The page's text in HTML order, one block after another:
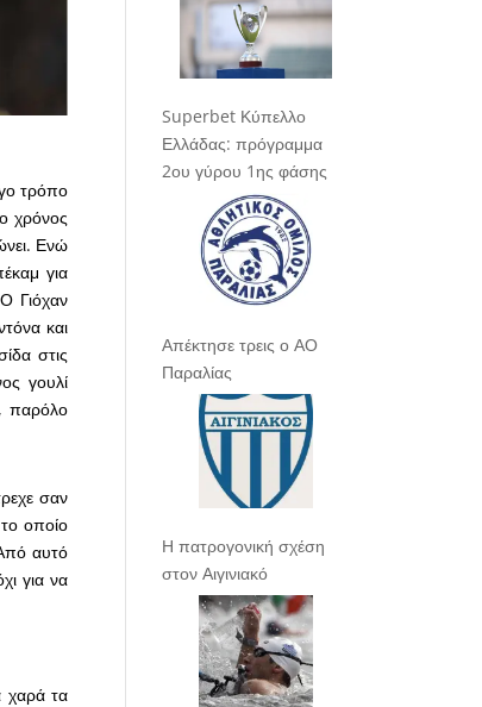
τρόπο
χρόνος
Ενώ
για
Γιόχαν
και
στις
γουλί
παρόλο
σαν
οποίο
αυτό
για να
χαρά τα
Superbet Κύπελλο
Ελλάδας: πρόγραμμα
2ου γύρου 1ης φάσης
Απέκτησε τρεις ο ΑΟ
Παραλίας
Η πατρογονική σχέση
στον Αιγινιακό